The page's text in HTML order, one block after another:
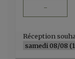
-
Réception